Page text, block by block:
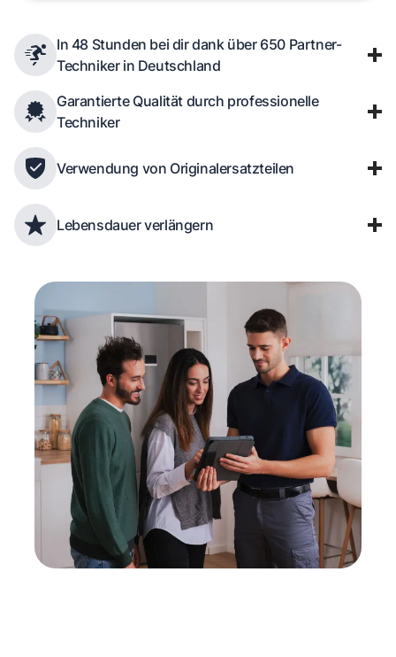
In 48 Stunden bei dir dank über 650 Partner-
Techniker in Deutschland
Garantierte Qualität durch professionelle
Techniker
Verwendung von Originalersatzteilen
Lebensdauer verlängern